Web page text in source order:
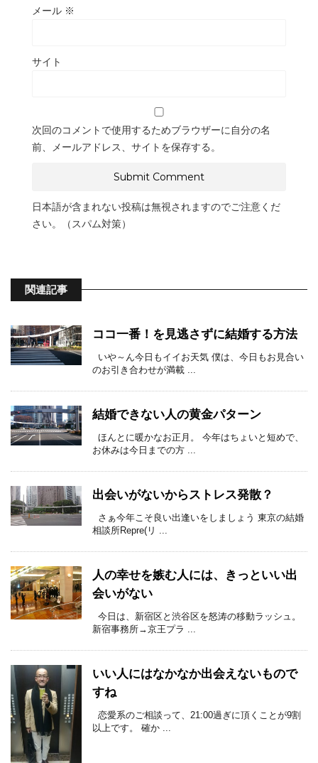
メール ※
サイト
次回のコメントで使用するためブラウザーに自分の名
前、メールアドレス、サイトを保存する。
日本語が含まれない投稿は無視されますのでご注意くだ
さい。（スパム対策）
関連記事
ココ一番！を見逃さずに結婚する方法
いや～ん今日もイイお天気 僕は、今日もお見合い
のお引き合わせが満載 ...
結婚できない人の黄金パターン
ほんとに暖かなお正月。 今年はちょいと短めで、
お休みは今日までの方 ...
出会いがないからストレス発散？
さぁ今年こそ良い出逢いをしましょう 東京の結婚
相談所Repre(リ ...
人の幸せを嫉む人には、きっといい出
会いがない
今日は、新宿区と渋谷区を怒涛の移動ラッシュ。
新宿事務所→京王プラ ...
いい人にはなかなか出会えないもので
すね
恋愛系のご相談って、21:00過ぎに頂くことが9割
以上です。 確か ...